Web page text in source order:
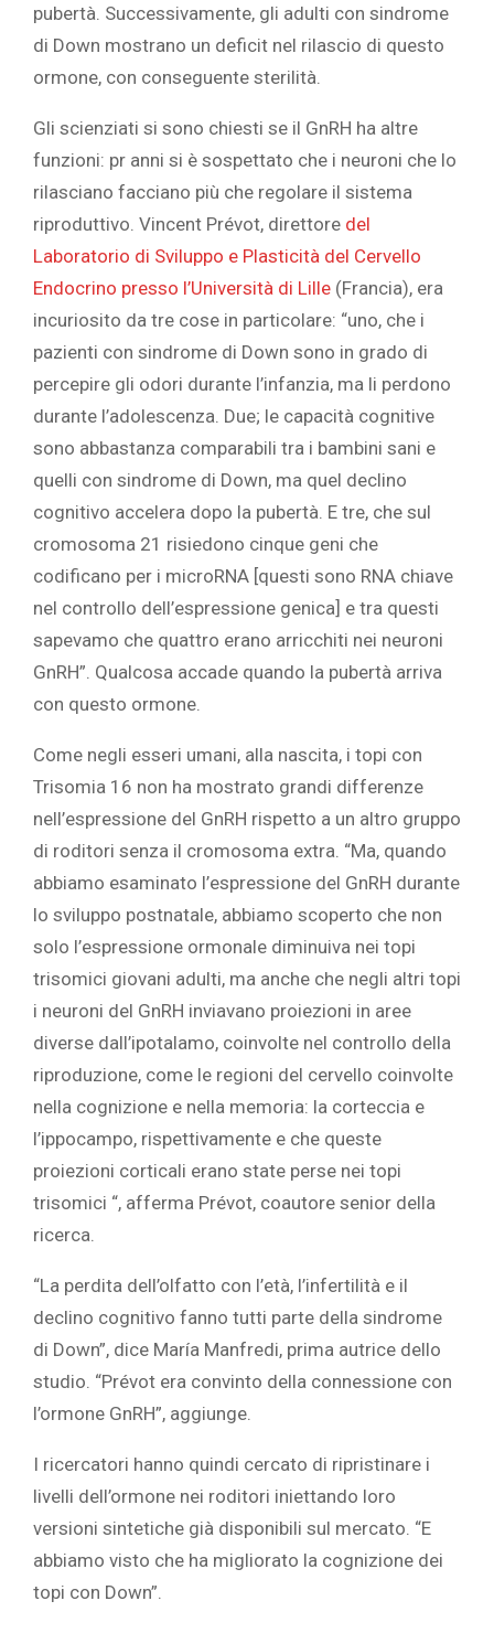
pubertà. Successivamente, gli adulti con sindrome
di Down mostrano un deficit nel rilascio di questo
ormone, con conseguente sterilità.
Gli scienziati si sono chiesti se il GnRH ha altre
funzioni: pr anni si è sospettato che i neuroni che lo
rilasciano facciano più che regolare il sistema
riproduttivo. Vincent Prévot, direttore del
Laboratorio di Sviluppo e Plasticità del Cervello
Endocrino presso l’Università di Lille (Francia), era
incuriosito da tre cose in particolare: “uno, che i
pazienti con sindrome di Down sono in grado di
percepire gli odori durante l’infanzia, ma li perdono
durante l’adolescenza. Due; le capacità cognitive
sono abbastanza comparabili tra i bambini sani e
quelli con sindrome di Down, ma quel declino
cognitivo accelera dopo la pubertà. E tre, che sul
cromosoma 21 risiedono cinque geni che
codificano per i microRNA [questi sono RNA chiave
nel controllo dell’espressione genica] e tra questi
sapevamo che quattro erano arricchiti nei neuroni
GnRH”. Qualcosa accade quando la pubertà arriva
con questo ormone.
Come negli esseri umani, alla nascita, i topi con
Trisomia 16 non ha mostrato grandi differenze
nell’espressione del GnRH rispetto a un altro gruppo
di roditori senza il cromosoma extra. “Ma, quando
abbiamo esaminato l’espressione del GnRH durante
lo sviluppo postnatale, abbiamo scoperto che non
solo l’espressione ormonale diminuiva nei topi
trisomici giovani adulti, ma anche che negli altri topi
i neuroni del GnRH inviavano proiezioni in aree
diverse dall’ipotalamo, coinvolte nel controllo della
riproduzione, come le regioni del cervello coinvolte
nella cognizione e nella memoria: la corteccia e
l’ippocampo, rispettivamente e che queste
proiezioni corticali erano state perse nei topi
trisomici “, afferma Prévot, coautore senior della
ricerca.
“La perdita dell’olfatto con l’età, l’infertilità e il
declino cognitivo fanno tutti parte della sindrome
di Down”, dice María Manfredi, prima autrice dello
studio. “Prévot era convinto della connessione con
l’ormone GnRH”, aggiunge.
I ricercatori hanno quindi cercato di ripristinare i
livelli dell’ormone nei roditori iniettando loro
versioni sintetiche già disponibili sul mercato. “E
abbiamo visto che ha migliorato la cognizione dei
topi con Down”.